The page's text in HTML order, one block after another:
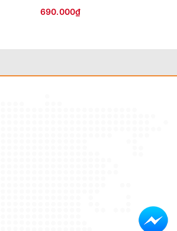
690.000₫